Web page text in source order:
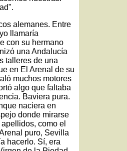
alemanes. Entre
llamaría
con su hermano
una Andalucía
talleres de una
en El Arenal de su
muchos motores
algo que faltaba
Baviera pura.
naciera en
donde mirarse
como el
puro, Sevilla
hacerlo. Sí, era